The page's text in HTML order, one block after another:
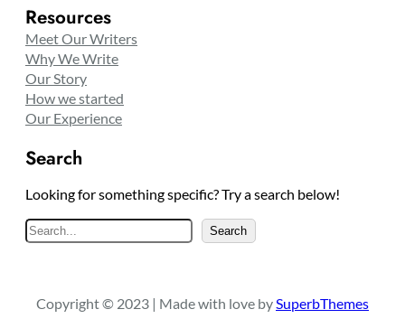
Resources
Meet Our Writers
Why We Write
Our Story
How we started
Our Experience
Search
Looking for something specific? Try a search below!
S
e
c
Search
Copyright © 2023 | Made with love bySuperbThemes